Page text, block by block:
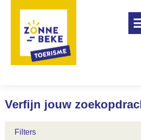
Verfijn jouw
Filters